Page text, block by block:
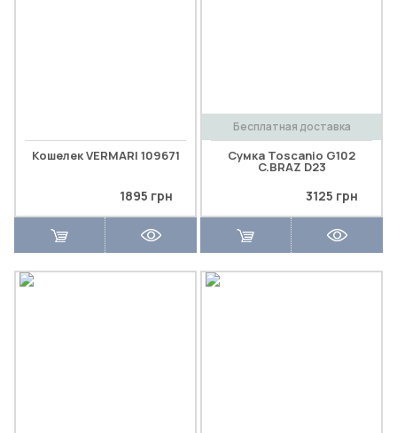
Кошелек VERMARI 109671
1895 грн
Бесплатная доставка
Сумка Toscanio G102
C.BRAZ D23
3125 грн